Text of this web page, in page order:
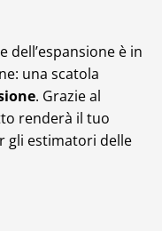
dell’espansione è in
una scatola
. Grazie al
renderà il tuo
gli estimatori delle